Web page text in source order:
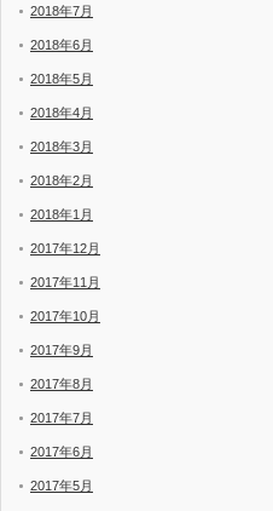
2018年7月
2018年6月
2018年5月
2018年4月
2018年3月
2018年2月
2018年1月
2017年12月
2017年11月
2017年10月
2017年9月
2017年8月
2017年7月
2017年6月
2017年5月